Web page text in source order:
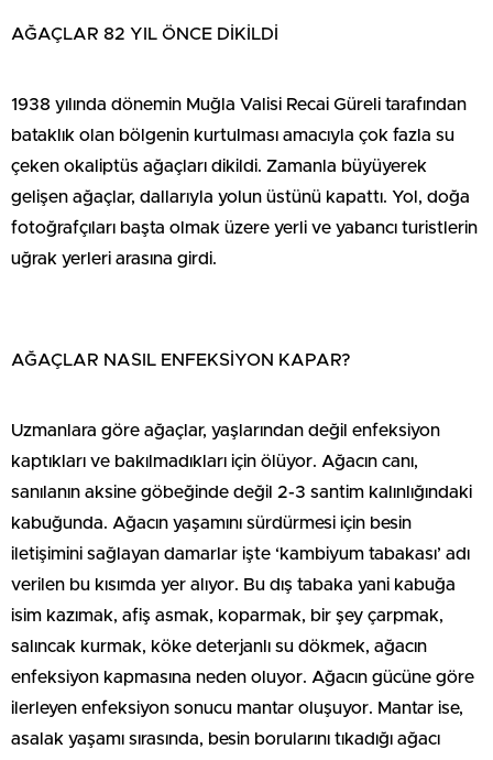
AĞAÇLAR 82 YIL ÖNCE DİKİLDİ
1938 yılında dönemin Muğla Valisi Recai Güreli tarafından
bataklık olan bölgenin kurtulması amacıyla çok fazla su
çeken okaliptüs ağaçları dikildi. Zamanla büyüyerek
gelişen ağaçlar, dallarıyla yolun üstünü kapattı. Yol, doğa
fotoğrafçıları başta olmak üzere yerli ve yabancı turistlerin
uğrak yerleri arasına girdi.
AĞAÇLAR NASIL ENFEKSİYON KAPAR?
Uzmanlara göre ağaçlar, yaşlarından değil enfeksiyon
kaptıkları ve bakılmadıkları için ölüyor. Ağacın canı,
sanılanın aksine göbeğinde değil 2-3 santim kalınlığındaki
kabuğunda. Ağacın yaşamını sürdürmesi için besin
iletişimini sağlayan damarlar işte ‘kambiyum tabakası’ adı
verilen bu kısımda yer alıyor. Bu dış tabaka yani kabuğa
isim kazımak, afiş asmak, koparmak, bir şey çarpmak,
salıncak kurmak, köke deterjanlı su dökmek, ağacın
enfeksiyon kapmasına neden oluyor. Ağacın gücüne göre
ilerleyen enfeksiyon sonucu mantar oluşuyor. Mantar ise,
asalak yaşamı sırasında, besin borularını tıkadığı ağacı